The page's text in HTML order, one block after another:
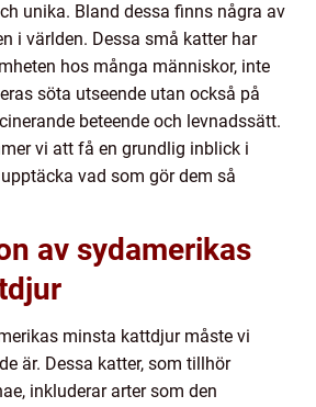
unika. Bland dessa finns några av
i världen. Dessa små katter har
hos många människor, inte
söta utseende utan också på
beteende och levnadssätt.
vi att få en grundlig inblick i
vad som gör dem så
av sydamerikas
minsta kattdjur måste vi
är. Dessa katter, som tillhör
inkluderar arter som den